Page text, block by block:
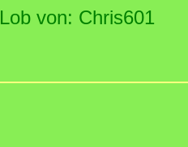
Lob von: Chris601